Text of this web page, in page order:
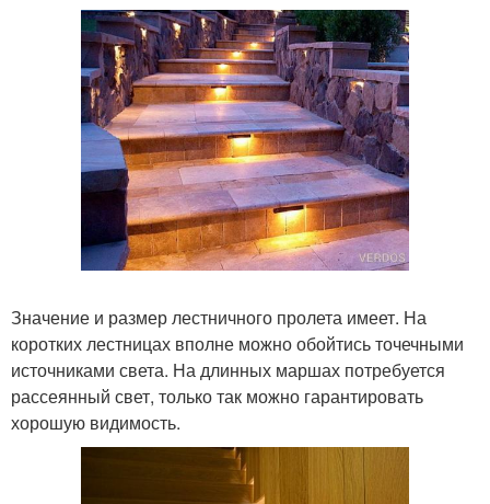
Значение и размер лестничного пролета имеет. На
коротких лестницах вполне можно обойтись точечными
источниками света. На длинных маршах потребуется
рассеянный свет, только так можно гарантировать
хорошую видимость.